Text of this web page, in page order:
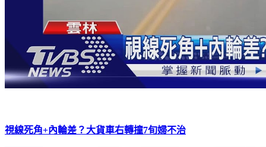
視線死角+內輪差？大貨車右轉撞7旬婦不治